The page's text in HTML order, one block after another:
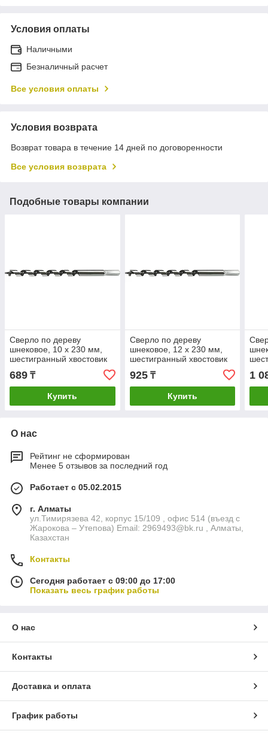
Условия оплаты
Наличными
Безналичный расчет
Все условия оплаты
Условия возврата
Возврат товара в течение 14 дней по договоренности
Все условия возврата
Подобные товары компании
Сверло по дереву
шнековое, 10 х 230 мм,
шестигранный хвостовик
Matrix
689 ₸
Купить
Сверло по дереву
шнековое, 12 х 230 мм,
шестигранный хвостовик
Matrix
925₸
Купить
1
О нас
Рейтинг не сформирован
Менее 5 отзывов за последний год
Работает с 05.02.2015
г. Алматы
ул.Тимирязева 42, корпус 15/109 , офис 514 (въезд с
Жарокова – Утепова) Email: 2969493@bk.ru , Алматы,
Казахстан
Контакты
Сегодня работает с 09:00 до 17:00
Показать весь график работы
О нас
Контакты
Доставка и оплата
График работы